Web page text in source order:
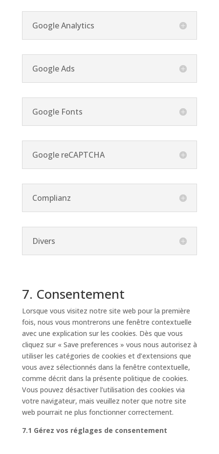
Google Analytics
Google Ads
Google Fonts
Google reCAPTCHA
Complianz
Divers
7. Consentement
Lorsque vous visitez notre site web pour la première
fois, nous vous montrerons une fenêtre contextuelle
avec une explication sur les cookies. Dès que vous
cliquez sur « Save preferences » vous nous autorisez à
utiliser les catégories de cookies et d’extensions que
vous avez sélectionnés dans la fenêtre contextuelle,
comme décrit dans la présente politique de cookies.
Vous pouvez désactiver l’utilisation des cookies via
votre navigateur, mais veuillez noter que notre site
web pourrait ne plus fonctionner correctement.
7.1 Gérez vos réglages de consentement